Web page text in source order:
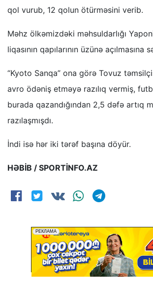
qol vurub, 12 qolun ötürməsini verib.
Məhz ölkəmizdəki məhsuldarlığı
liqasının qapılarının üzünə açılmasına
“Kyoto Sanqa” ona görə Tovuz
avro ödəniş etməyə razılıq vermiş,
burada qazandığından 2,5 dəfə artıq
razılaşmışdı.
İndi isə hər iki tərəf başına döyür.
HƏBİB / SPORTİNFO.AZ